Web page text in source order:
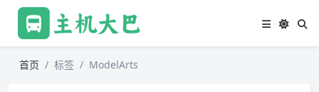
首页 标签 ModelArts